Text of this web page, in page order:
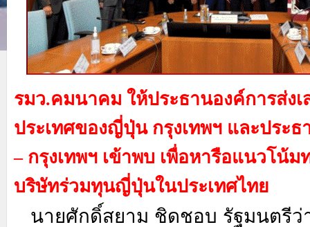
รมว.คมนาคม ให้ประธานองค์การส่งเ
ประเทศของญี่ปุ่น กรุงเทพฯ และประ
– กรุงเทพฯ เข้าพบ เพื่อหารือแนวโน้ม
บริษัทร่วมทุนญี่ปุ่นในประเทศไทย
นายศักดิ์สยาม ชิดชอบ รัฐมนตรีว่